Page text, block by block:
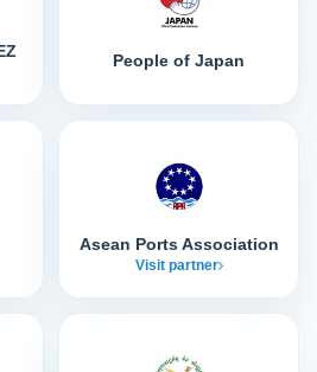
People of Japan
Asean Ports Association
Visit partner